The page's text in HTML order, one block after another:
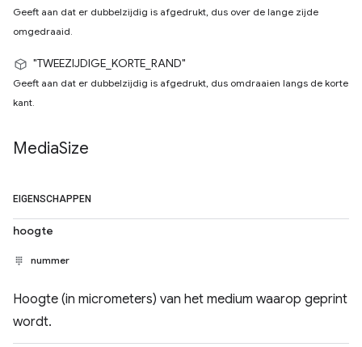
Geeft aan dat er dubbelzijdig is afgedrukt, dus over de lange zijde
omgedraaid.
"TWEEZIJDIGE_KORTE_RAND"
Geeft aan dat er dubbelzijdig is afgedrukt, dus omdraaien langs de korte
kant.
MediaSize
EIGENSCHAPPEN
hoogte
nummer
Hoogte (in micrometers) van het medium waarop geprint
wordt.